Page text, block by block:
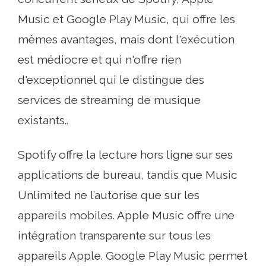
Music et Google Play Music, qui offre les
mêmes avantages, mais dont l'exécution
est médiocre et qui n'offre rien
d'exceptionnel qui le distingue des
services de streaming de musique
existants..
Spotify offre la lecture hors ligne sur ses
applications de bureau, tandis que Music
Unlimited ne l’autorise que sur les
appareils mobiles. Apple Music offre une
intégration transparente sur tous les
appareils Apple. Google Play Music permet